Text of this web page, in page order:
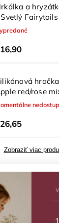
a
Fairytails
red/rose
Zobraziť viac